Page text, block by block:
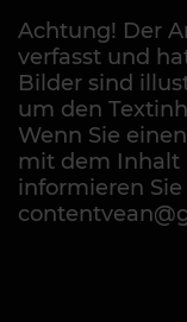
Achtung! Der
verfasst und
Bilder sind
um den
Wenn Sie
mit dem Inhalt
informieren